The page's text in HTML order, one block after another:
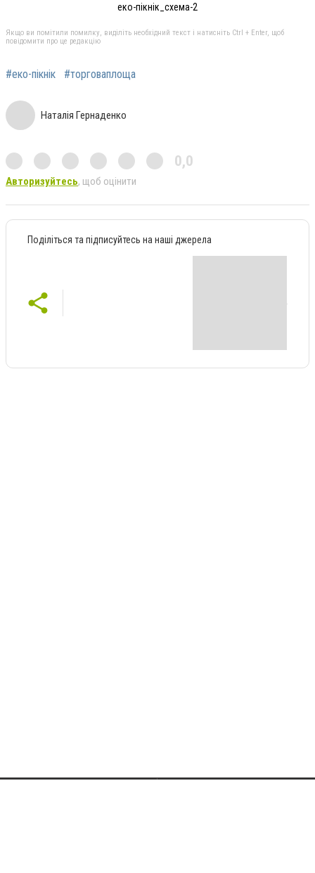
еко-пікнік_схема-2
Якщо ви помітили помилку, виділіть необхідний текст і натисніть Ctrl + Enter, щоб
повідомити про це редакцію
#еко-пікнік #торговаплоща
Наталія Гернаденко
0,0
Авторизуйтесь, щоб оцінити
Поділіться та підписуйтесь на наші джерела